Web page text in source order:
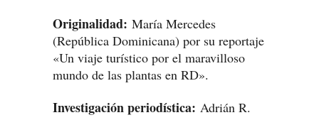
Originalidad: María Mercedes
(República Dominicana) por su reportaje
«Un viaje turístico por el maravilloso
mundo de las plantas en RD».
Investigación periodística: Adrián R.